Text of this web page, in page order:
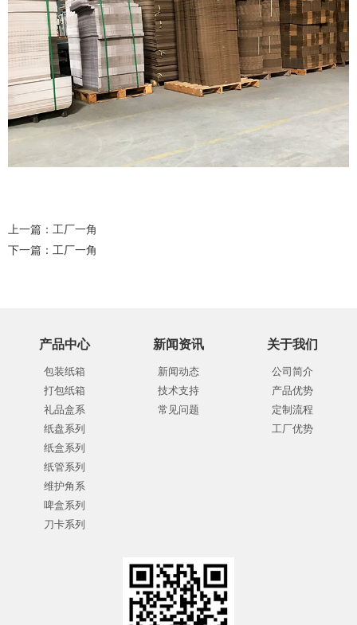
上一篇： 工厂一角
下一篇： 工厂一角
产品中心
包装纸箱
打包纸箱
礼品盒系
纸盘系列
纸盒系列
纸管系列
维护角系
啤盒系列
刀卡系列
新闻资讯
新闻动态
技术支持
常见问题
关于我们
公司简介
产品优势
定制流程
工厂优势